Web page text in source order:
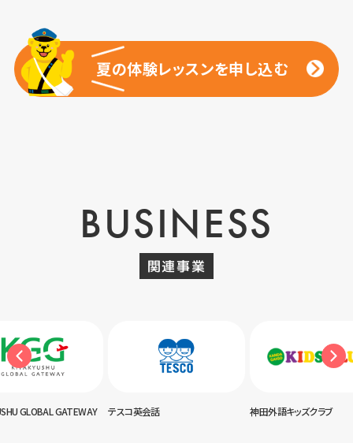
夏の体験レッスンを申し込む
夏の体験レッスンを申し込む
BUSINESS
関連事業
GLOBAL GATEWAY テスコ英会話 神田外語キッズクラブ